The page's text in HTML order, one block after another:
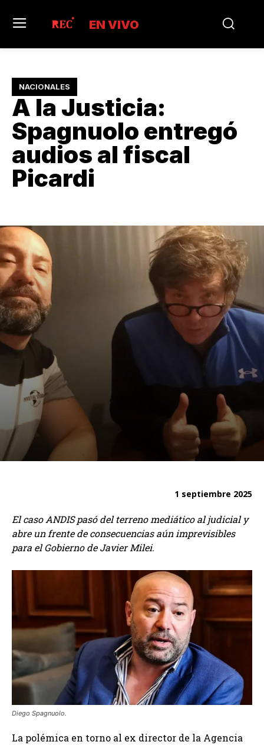
EN VIVO
NACIONALES
A la Justicia:
Spagnuolo entregó
audios al fiscal
Picardi
1 septiembre 2025
El caso ANDIS pasó del terreno mediático al judicial y
abre un frente de consecuencias aún imprevisibles
para el Gobierno de Javier Milei.
Diego Spagnuolo.
La polémica en torno al ex director de la Agencia